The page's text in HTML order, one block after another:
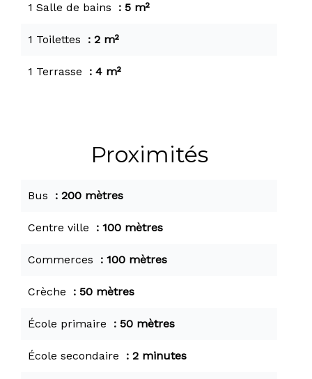
1 Salle de bains 5 m²
1 Toilettes 2 m²
1 Terrasse 4 m²
Proximités
Bus 200 mètres
Centre ville 100 mètres
Commerces 100 mètres
Crèche 50 mètres
École primaire 50 mètres
École secondaire 2 minutes